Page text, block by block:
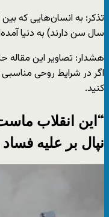
سال سن دارند) به دنیا
هشدار: تصاویر این
اگر در شرایط روحی
کنید.
“این انقلاب
نپال بر علیه